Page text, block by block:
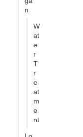
n
W
at
e
r
T
r
e
at
m
e
nt